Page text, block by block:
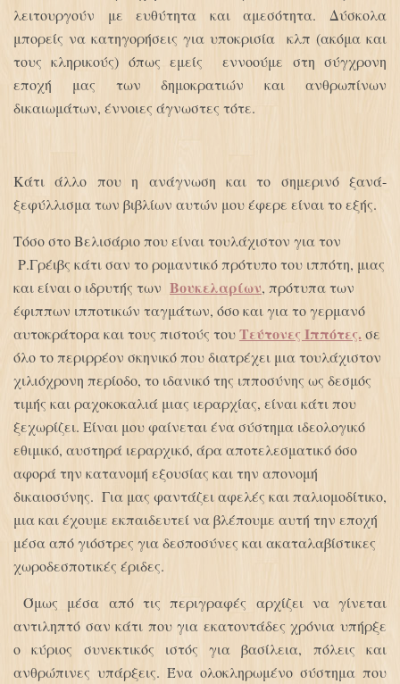
λειτουργούν με ευθύτητα και αμεσότητα. Δύσκολα
μπορείς να κατηγορήσεις για υποκρισία κλπ (ακόμα και
τους κληρικούς) όπως εμείς εννοούμε στη σύγχρονη
εποχή μας των δημοκρατιών και ανθρωπίνων
δικαιωμάτων, έννοιες άγνωστες τότε.
Κάτι άλλο που η ανάγνωση και το σημερινό ξανά-
ξεφύλλισμα των βιβλίων αυτών μου έφερε είναι το εξής.
Τόσο στο Βελισάριο που είναι τουλάχιστον για τον
Ρ.Γρέιβς κάτι σαν το ρομαντικό πρότυπο του ιππότη, μιας
και είναι ο ιδρυτής των Βουκελαρίων, πρότυπα των
έφιππων ιπποτικών ταγμάτων, όσο και για το γερμανό
αυτοκράτορα και τους πιστούς τουΤεύτονες Ιππότες.σε
όλο το περιρρέον σκηνικό που διατρέχει μια τουλάχιστον
χιλιόχρονη περίοδο, το ιδανικό της ιπποσύνης ως δεσμός
τιμής και ραχοκοκαλιά μιας ιεραρχίας, είναι κάτι που
ξεχωρίζει. Είναι μου φαίνεται ένα σύστημα ιδεολογικό
εθιμικό, αυστηρά ιεραρχικό, άρα αποτελεσματικό όσο
αφορά την κατανομή εξουσίας και την απονομή
δικαιοσύνης. Για μας φαντάζει αφελές και παλιομοδίτικο,
μια και έχουμε εκπαιδευτεί να βλέπουμε αυτή την εποχή
μέσα από γιόστρες για δεσποσύνες και ακαταλαβίστικες
χωροδεσποτικές έριδες.
Όμως μέσα από τις περιγραφές αρχίζει να γίνεται
αντιληπτό σαν κάτι που για εκατοντάδες χρόνια υπήρξε
ο κύριος συνεκτικός ιστός για βασίλεια, πόλεις και
ανθρώπινες υπάρξεις. Ένα ολοκληρωμένο σύστημα που